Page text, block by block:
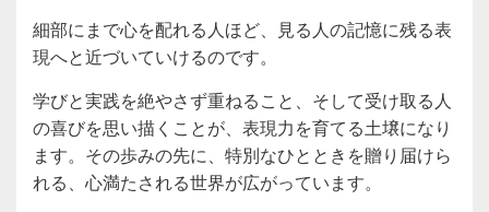
細部にまで心を配れる人ほど、見る人の記憶に残る表
現へと近づいていけるのです。
学びと実践を絶やさず重ねること、そして受け取る人
の喜びを思い描くことが、表現力を育てる土壌になり
ます。その歩みの先に、特別なひとときを贈り届けら
れる、心満たされる世界が広がっています。